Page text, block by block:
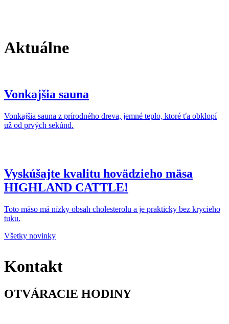
Aktuálne
Vonkajšia sauna
Vonkajšia sauna z prírodného dreva, jemné teplo, ktoré ťa obklopí
už od prvých sekúnd.
Vyskúšajte kvalitu hovädzieho mäsa
HIGHLAND CATTLE!
Toto mäso má nízky obsah cholesterolu a je prakticky bez krycieho
tuku.
Všetky novinky
Kontakt
OTVÁRACIE HODINY